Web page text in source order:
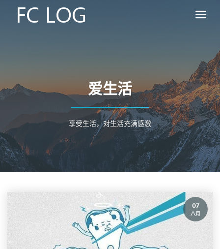
爱生活
享受生活，对生活充满感激
07
八月